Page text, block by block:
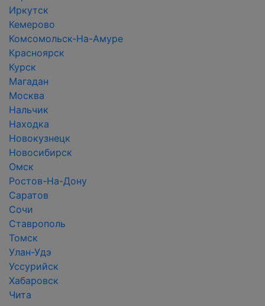
Иркутск
Кемерово
Комсомольск-На-Амуре
Красноярск
Курск
Магадан
Москва
Нальчик
Находка
Новокузнецк
Новосибирск
Омск
Ростов-На-Дону
Саратов
Сочи
Ставрополь
Томск
Улан-Удэ
Уссурийск
Хабаровск
Чита